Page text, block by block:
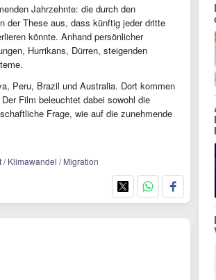
Jahrzehnte: die durch den
der These aus, dass künftig jeder dritte
könnte. Anhand persönlicher
Hurrikans, Dürren, steigenden
Peru, Brazil und Australia. Dort kommen
Film beleuchtet dabei sowohl die
Frage, wie auf die zunehmende
/ Klimawandel / Migration